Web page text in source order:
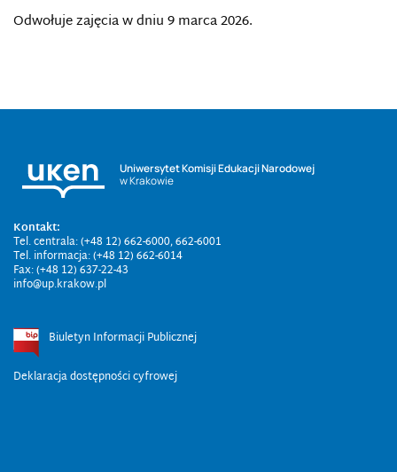
Odwołuje zajęcia w dniu 9 marca 2026.
Uniwersytet Komisji Edukacji Narodowej
w Krakowie
Kontakt:
Tel. centrala: (+48 12) 662-6000, 662-6001
Tel. informacja: (+48 12) 662-6014
Fax: (+48 12) 637-22-43
info@up.krakow.pl
Biuletyn Informacji Publicznej
Deklaracja dostępności cyfrowej